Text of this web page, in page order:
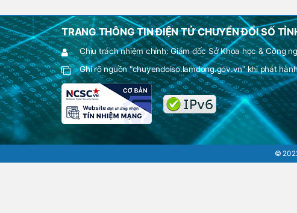
TRANG THÔNG TIN ĐIỆN TỬ CHUYỂN ĐỔI SỐ
Chịu trách nhiệm chính: Giám đốc Sở Khoa học & Công
Ghi rõ nguồn "chuyendoiso.lamdong.gov.vn" khi phát
©